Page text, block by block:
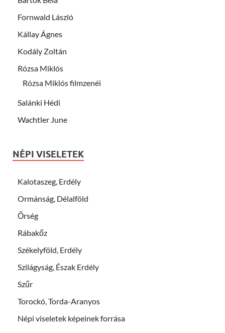
Fornwald László
Kállay Ágnes
Kodály Zoltán
Rózsa Miklós
Rózsa Miklós filmzenéi
Salánki Hédi
Wachtler June
NÉPI VISELETEK
Kalotaszeg, Erdély
Ormánság, Délalföld
Őrség
Rábakőz
Székelyföld, Erdély
Szilágyság, Észak Erdély
Szűr
Torockó, Torda-Aranyos
Népi viseletek képeinek forrása